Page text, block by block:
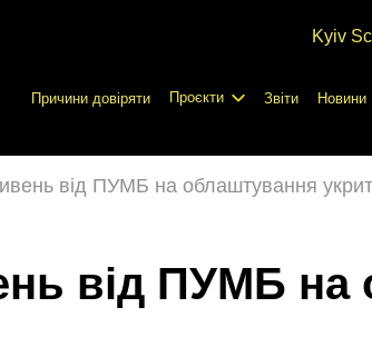
Kyiv
Причини довіряти Проєкти Звіти Новини
від ПУМБ на облаштування
від ПУМБ на